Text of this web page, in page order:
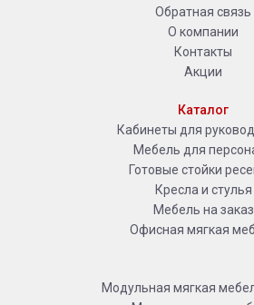
Обратная связь
О компании
Контакты
Акции
Каталог
Кабинеты для
Мебель для
Готовые стойки
Кресла и стулья
Мебель на заказ
Офисная мягкая
Модульная мягкая